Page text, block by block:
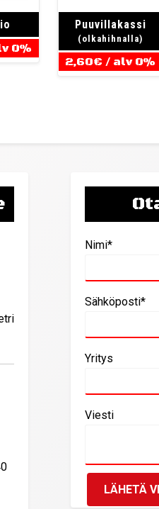
0%
Puuvillakassi
(olkahihnalla)
2,60€ / alv 0%
Nimi*
Sähköposti*
Yritys
Viesti